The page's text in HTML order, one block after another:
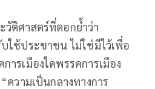
ติศาสตร์ที่ตอกย้ำว่า
ใช้ประชาชน ไม่ใช่มีไว้เพื่อ
ารเมืองใดพรรคการเมือง
ความเป็นกลางทางการ